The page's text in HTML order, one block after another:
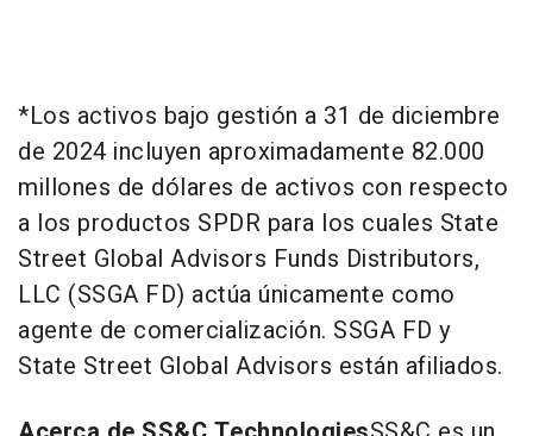
*Los activos bajo gestión a 31 de diciembre
de 2024 incluyen aproximadamente 82.000
millones de dólares de activos con respecto
a los productos SPDR para los cuales State
Street Global Advisors Funds Distributors,
LLC (SSGA FD) actúa únicamente como
agente de comercialización. SSGA FD y
State Street Global Advisors están afiliados.